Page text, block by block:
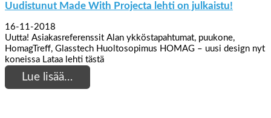
Uudistunut Made With Projecta lehti on julkaistu!
16-11-2018
Uutta! Asiakasreferenssit Alan ykköstapahtumat, puukone,
HomagTreff, Glasstech Huoltosopimus HOMAG – uusi design nyt
koneissa Lataa lehti tästä
Lue lisää…